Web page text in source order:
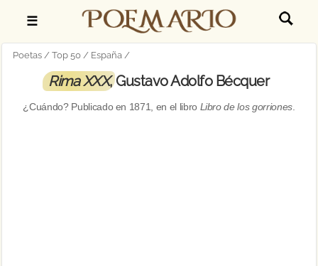
☰
Poetas Top 50 España
Rima XXX, Gustavo Adolfo Bécquer
¿Cuándo? Publicado en 1871 , en el libro Libro de los gorriones.